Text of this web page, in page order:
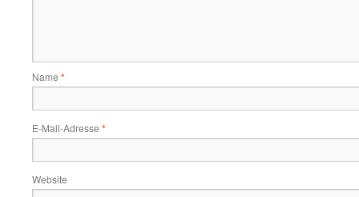
Name *
E-Mail-Adresse *
Website